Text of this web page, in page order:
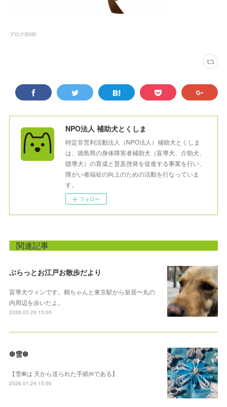
ブログ(508)
NPO法人 補助犬とくしま
特定非営利活動法人（NPO法人）補助犬とくしま
は、徳島県の身体障害者補助犬（盲導犬、介助犬、
聴導犬）の育成と普及啓発を促進する事業を行い、
障がい者福祉の向上のための活動を行なっていま
す。
フォロー
関連記事
ぶらっとお江戸お散歩だより
盲導犬ウィンです。鶴ちゃんと東京駅から皇居〜丸の
内周辺を歩いたよ。
2026.03.29 15:00
❆雪❆
【雪❆は 天から送られた手紙✉である】
2026.01.24 15:00